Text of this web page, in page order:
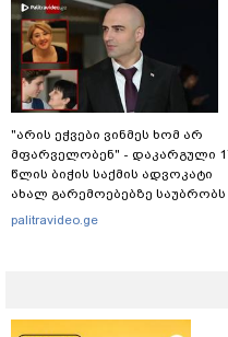
"არის ეჭვები ვინმეს ხომ არ
მფარველობენ" - დაკარგული
წლის ბიჭის საქმის ადვოკატი
ახალ გარემოებებზე საუბრობს
palitravideo.ge